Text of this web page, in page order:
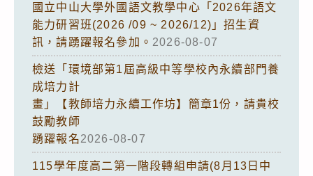
國立中山大學外國語文教學中心「2026年語文
能力研習班(2026 /09 ~ 2026/12)」招生資
訊，請踴躍報名參加。 2026-08-07
檢送「環境部第1屆高級中等學校內永續部門養
成培力計
畫」【教師培力永續工作坊】簡章1份，請貴校
鼓勵教師
踴躍報名2026-08-07
115學年度高二第一階段轉組申請(8月13日中